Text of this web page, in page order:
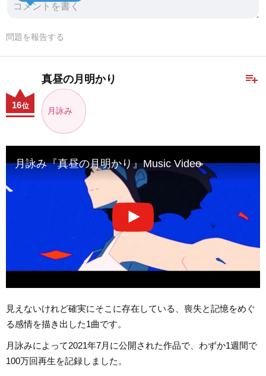
問題を報告する
playlist_add
真昼の月明かり
月詠み
16位
月詠み『真昼の月明かり』Music Video
見えないけれど確実にそこに存在している、喪失と記憶をめぐ
る感情を描き出した1曲です。
月詠みによって2021年7月に公開された作品で、わずか1週間で
100万回再生を記録しました。